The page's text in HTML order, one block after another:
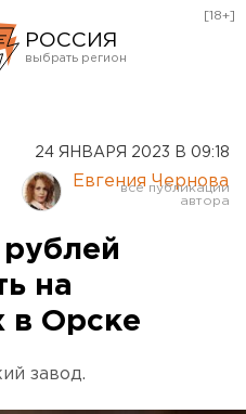
РОССИЯ
Курган
Оренбург
[18+]
24 ЯНВАРЯ 2023 В 09:18
Евгения Чернова
на
в Орске
завод.